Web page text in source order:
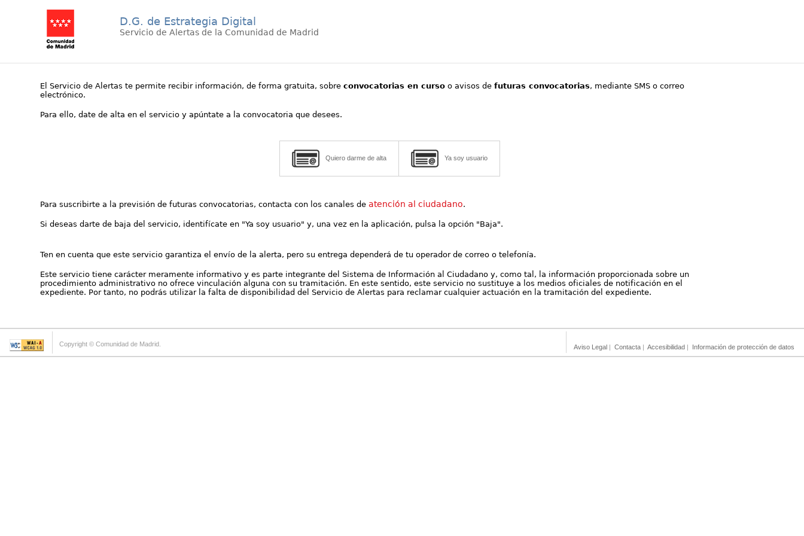
D.G. de Estrategia Digital
Servicio de Alertas de la Comunidad de Madrid
El Servicio de Alertas te permite recibir información, de forma gratuita, sobreconvocatorias en curso o avisos defuturas convocatorias, mediante SMS o correo
electrónico.
Para ello, date de alta en el servicio y apúntate a la convocatoria que desees.
Quiero darme de alta Ya soy usuario
Para suscribirte a la previsión de futuras convocatorias, contacta con los canales deatención al ciudadano.
Si deseas darte de baja del servicio, identifícate en "Ya soy usuario" y, una vez en la aplicación, pulsa la opción "Baja".
Ten en cuenta que este servicio garantiza el envío de la alerta, pero su entrega dependerá de tu operador de correo o telefonía.
Este servicio tiene carácter meramente informativo y es parte integrante del Sistema de Información al Ciudadano y, como tal, la información proporcionada sobre un
procedimiento administrativo no ofrece vinculación alguna con su tramitación. En este sentido, este servicio no sustituye a los medios oficiales de notificación en el
expediente. Por tanto, no podrás utilizar la falta de disponibilidad del Servicio de Alertas para reclamar cualquier actuación en la tramitación del expediente.
Copyright © Comunidad de Madrid. Aviso Legal | Contacta | Accesibilidad | Información de protección de datos